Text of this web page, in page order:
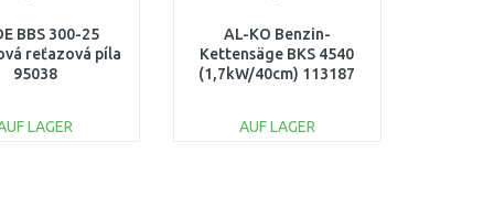
BBS 300-25
reťazová píla
95038
LAGER
AL-KO Benzin-
Kettensäge BKS 4540
(1,7kW/40cm) 113187
AUF LAGER